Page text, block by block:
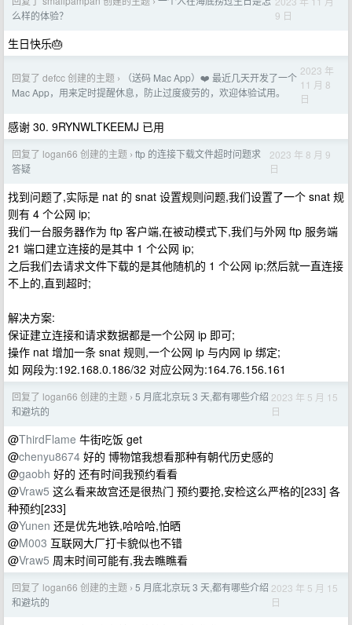
么样的体验？
9 日
生日快乐🎂
回复了 defcc 创建的主题 ›
（送码 Mac App）❤️ 最近几天开发了一个
Mac App，用来定时提醒休息，防止过度疲劳的，欢迎体验试用。
2023 年
11 月 8
日
感谢 30. 9RYNWLTKEEMJ 已用
回复了 logan66 创建的主题 › ftp 的连接下载文件超时问题求
答疑
2023 年 8 月 9
日
找到问题了,实际是 nat 的 snat 设置规则问题,我们设置了一个 snat 规
则有 4 个公网 ip;
我们一台服务器作为 ftp 客户端,在被动模式下,我们与外网 ftp 服务端
21 端口建立连接的是其中 1 个公网 ip;
之后我们去请求文件下载的是其他随机的 1 个公网 ip;然后就一直连接
不上的,直到超时;
解决方案:
保证建立连接和请求数据都是一个公网 ip 即可;
操作 nat 增加一条 snat 规则,一个公网 ip 与内网 ip 绑定;
如 网段为:192.168.0.186/32 对应公网为:164.76.156.161
回复了 logan66 创建的主题 › 5 月底北京玩 3 天,都有哪些介绍
和避坑的
2023 年 5 月 15
日
@ThirdFlame 牛街吃饭 get
@chenyu8674 好的 博物馆我想看那种有朝代历史感的
@gaobh 好的 还有时间我预约看看
@Vraw5 这么看来故宫还是很热门 预约要抢,安检这么严格的[233] 各
种预约[233]
@Yunen 还是优先地铁,哈哈哈,怕晒
@M003 互联网大厂打卡貌似也不错
@Vraw5 周末时间可能有,我去瞧瞧看
回复了 logan66 创建的主题 › 5 月底北京玩 3 天,都有哪些介绍
和避坑的
2023 年 5 月 15
日